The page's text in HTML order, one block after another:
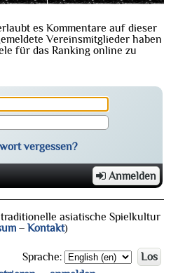
es Kommentare auf dieser
Vereinsmitglieder haben
für das Ranking online zu
vergessen?
Anmelden
asiatische Spielkultur
– Kontakt)
Sprache:
Los